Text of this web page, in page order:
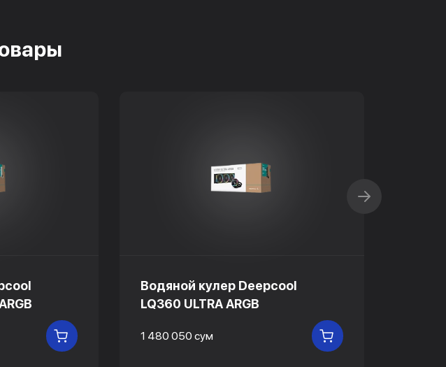
В КОРЗИНУ
Водяной кулер Deepcool
LQ360 ULTRA ARGB
1 480 050 сум В КОРЗИНУ